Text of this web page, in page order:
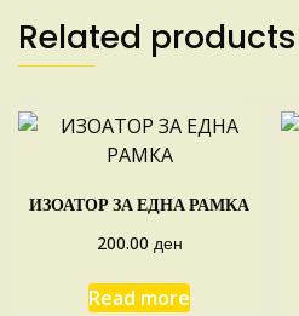
Related products
ИЗОАТОР ЗА ЕДНА РАМКА
200.00 ден
Read more